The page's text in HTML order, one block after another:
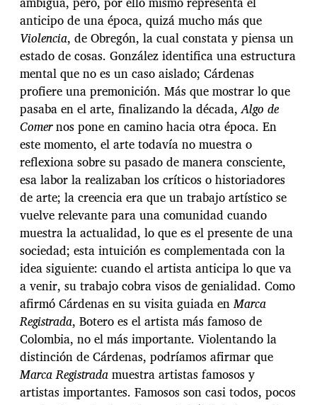
anticipo de una época, quizá mucho más que
Violencia, de Obregón, la cual constata y piensa un
estado de cosas. González identifica una estructura
mental que no es un caso aislado; Cárdenas
profiere una premonición. Más que mostrar lo que
pasaba en el arte, finalizando la década,Algo de
Comernos pone en camino hacia otra época. En
este momento, el arte todavía no muestra o
reflexiona sobre su pasado de manera consciente,
esa labor la realizaban los críticos o historiadores
de arte; la creencia era que un trabajo artístico se
vuelve relevante para una comunidad cuando
muestra la actualidad, lo que es el presente de una
sociedad; esta intuición es complementada con la
idea siguiente: cuando el artista anticipa lo que va
a venir, su trabajo cobra visos de genialidad. Como
afirmó Cárdenas en su visita guiada enMarca
Registrada, Botero es el artista más famoso de
Colombia, no el más importante. Violentando la
distinción de Cárdenas, podríamos afirmar que
Marca Registradamuestra artistas famosos y
artistas importantes. Famosos son casi todos, pocos